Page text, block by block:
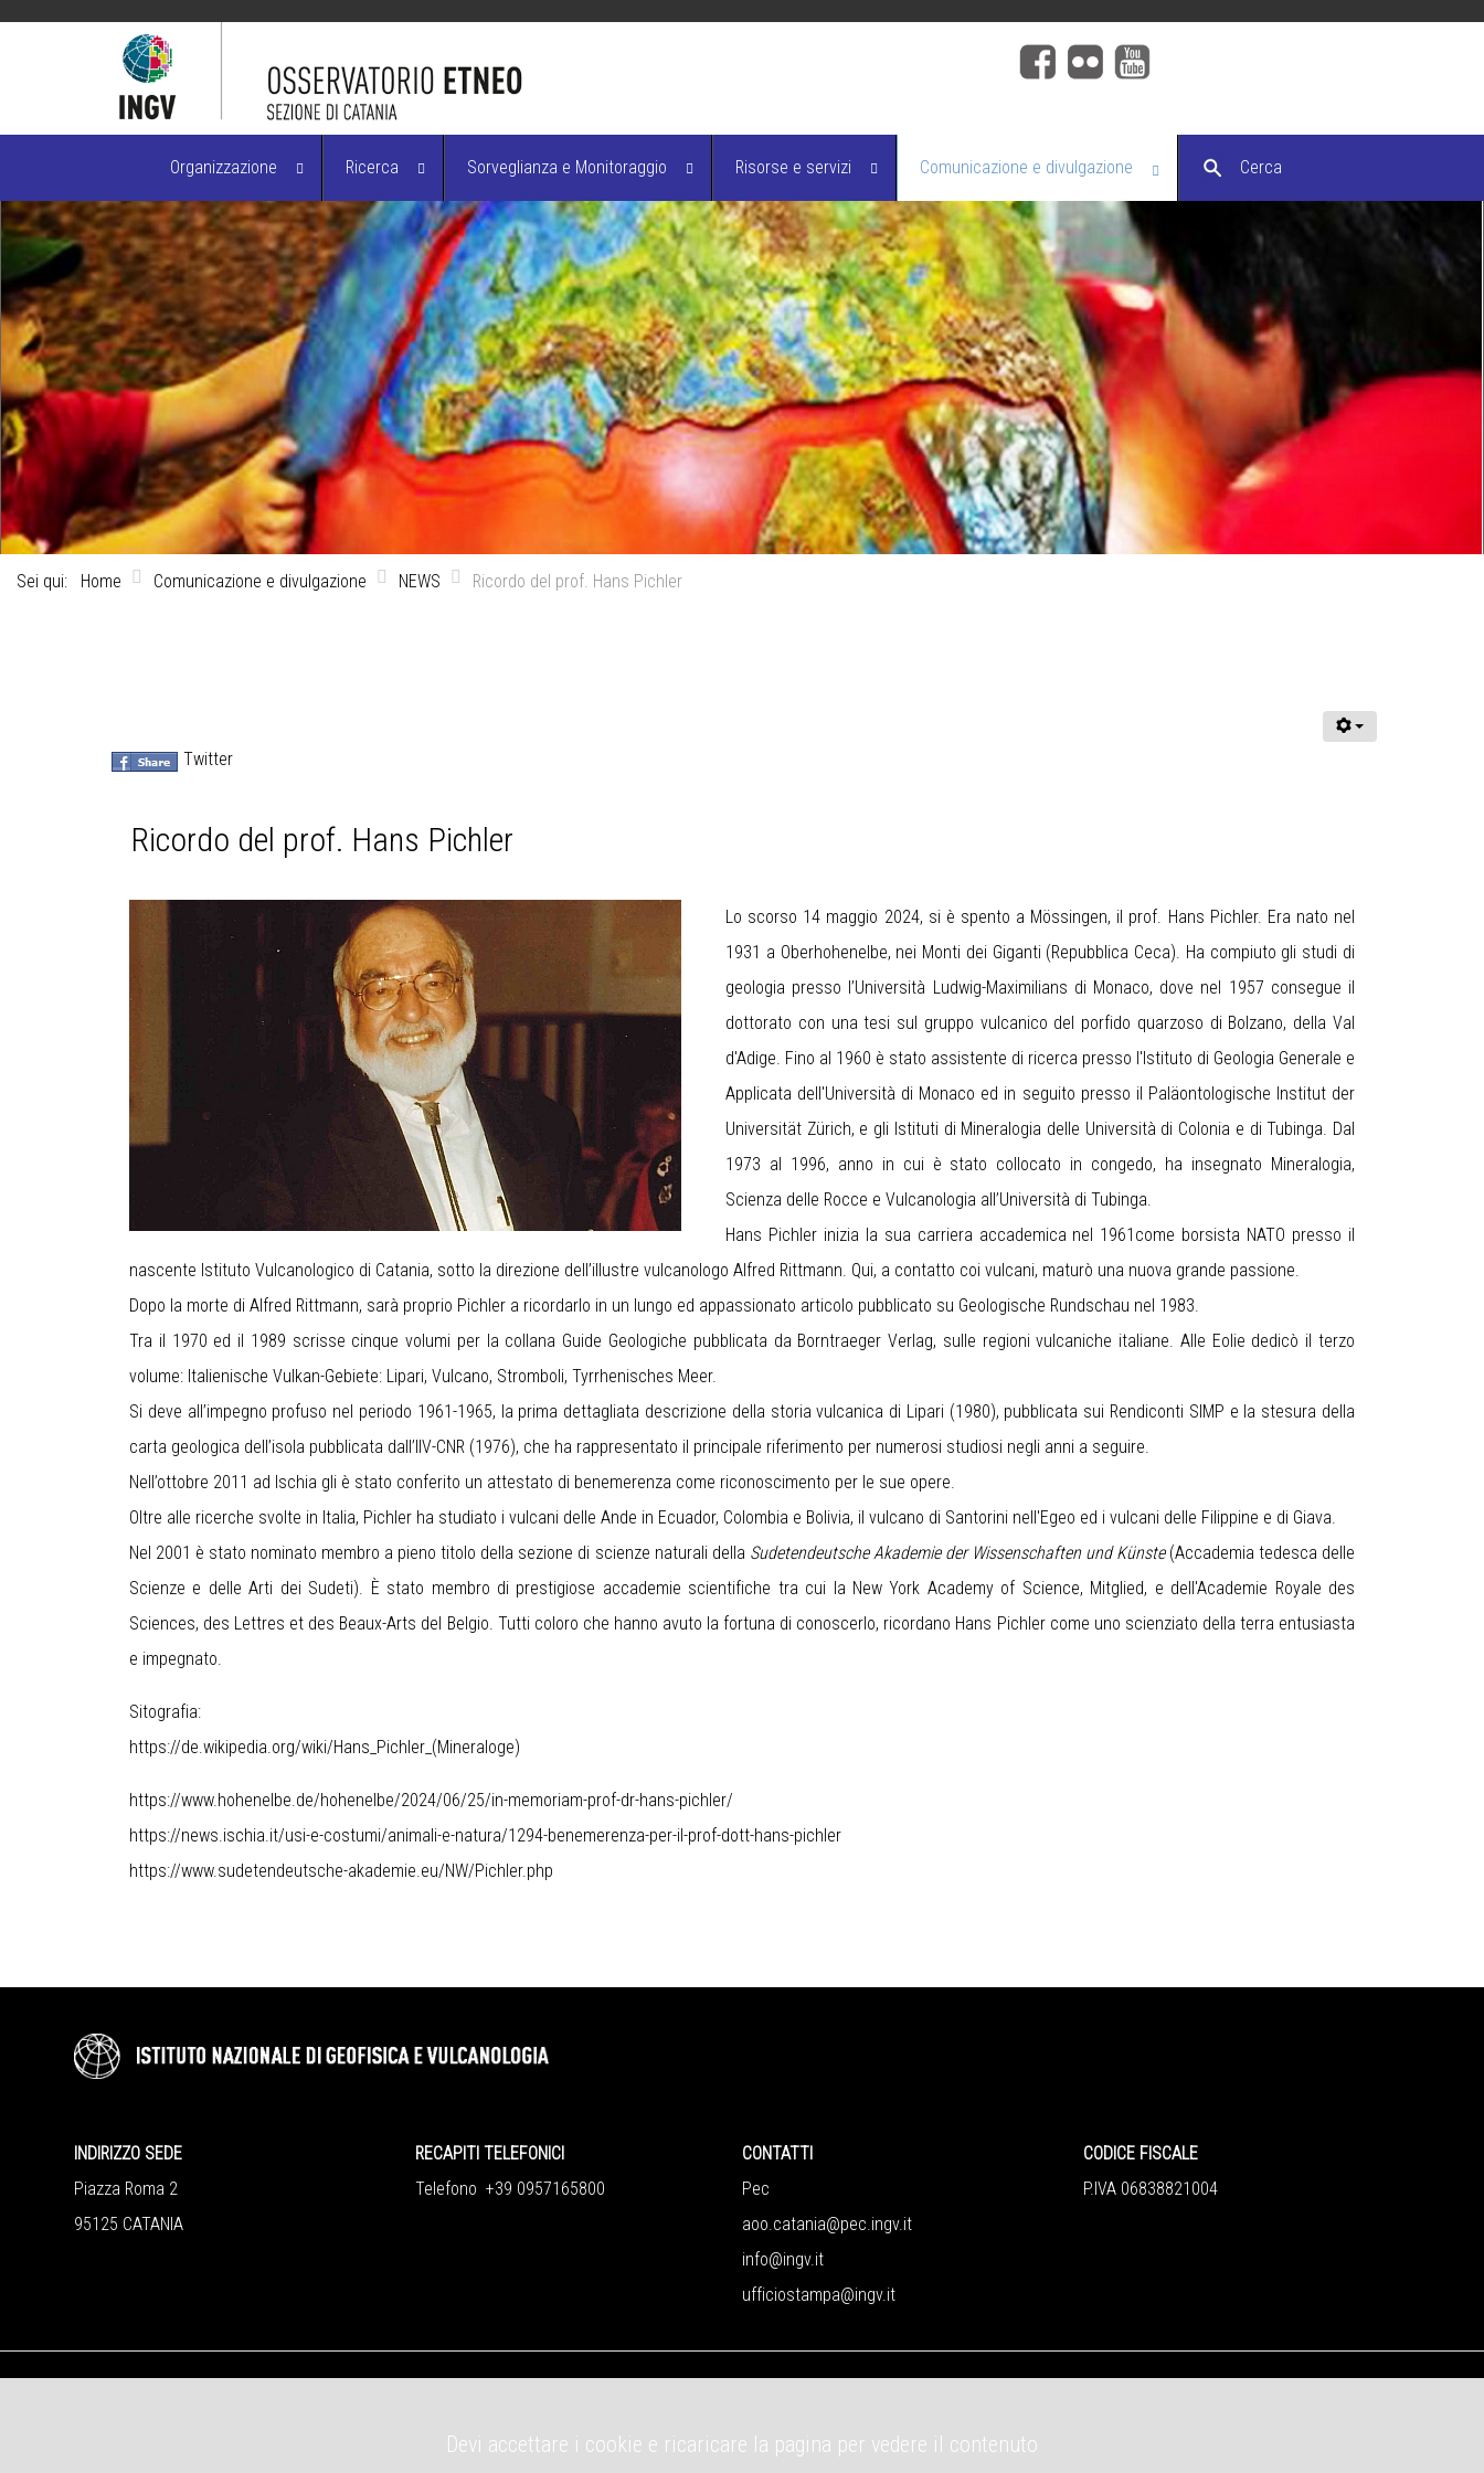
Organizzazione Ricerca Sorveglianza e Monitoraggio Risorse e servizi Comunicazione e divulgazione Cerca
Sei qui: Home Comunicazione e divulgazione NEWS Ricordo del prof. Hans Pichler
Twitter
Ricordo del prof. Hans Pichler
Lo scorso 14 maggio 2024, si è spento a Mössingen, il prof. Hans Pichler. Era nato nel
1931 a Oberhohenelbe, nei Monti dei Giganti (Repubblica Ceca). Ha compiuto gli studi di
geologia presso l’Università Ludwig-Maximilians di Monaco, dove nel 1957 consegue il
dottorato con una tesi sul gruppo vulcanico del porfido quarzoso di Bolzano, della Val
d'Adige. Fino al 1960 è stato assistente di ricerca presso l'Istituto di Geologia Generale e
Applicata dell'Università di Monaco ed in seguito presso il Paläontologische Institut der
Universität Zürich, e gli Istituti di Mineralogia delle Università di Colonia e di Tubinga. Dal
1973 al 1996, anno in cui è stato collocato in congedo, ha insegnato Mineralogia,
Scienza delle Rocce e Vulcanologia all’Università di Tubinga.
Hans Pichler inizia la sua carriera accademica nel 1961come borsista NATO presso il
nascente Istituto Vulcanologico di Catania, sotto la direzione dell’illustre vulcanologo Alfred Rittmann. Qui, a contatto coi vulcani, maturò una nuova grande passione.
Dopo la morte di Alfred Rittmann, sarà proprio Pichler a ricordarlo in un lungo ed appassionato articolo pubblicato su Geologische Rundschau nel 1983.
Tra il 1970 ed il 1989 scrisse cinque volumi per la collana Guide Geologiche pubblicata da Borntraeger Verlag, sulle regioni vulcaniche italiane. Alle Eolie dedicò il terzo
volume: Italienische Vulkan-Gebiete: Lipari, Vulcano, Stromboli, Tyrrhenisches Meer.
Si deve all’impegno profuso nel periodo 1961-1965, la prima dettagliata descrizione della storia vulcanica di Lipari (1980), pubblicata sui Rendiconti SIMP e la stesura della
carta geologica dell’isola pubblicata dall’IIV-CNR (1976), che ha rappresentato il principale riferimento per numerosi studiosi negli anni a seguire.
Nell’ottobre 2011 ad Ischia gli è stato conferito un attestato di benemerenza come riconoscimento per le sue opere.
Oltre alle ricerche svolte in Italia, Pichler ha studiato i vulcani delle Ande in Ecuador, Colombia e Bolivia, il vulcano di Santorini nell'Egeo ed i vulcani delle Filippine e di Giava.
Nel 2001 è stato nominato membro a pieno titolo della sezione di scienze naturali della Sudetendeutsche Akademie der Wissenschaften und Künste(Accademia tedesca delle
Scienze e delle Arti dei Sudeti). È stato membro di prestigiose accademie scientifiche tra cui la New York Academy of Science, Mitglied, e dell'Academie Royale des
Sciences, des Lettres et des Beaux-Arts del Belgio. Tutti coloro che hanno avuto la fortuna di conoscerlo, ricordano Hans Pichler come uno scienziato della terra entusiasta
e impegnato.
Sitografia:
https://de.wikipedia.org/wiki/Hans_Pichler_ (Mineraloge)
https://www.hohenelbe.de/hohenelbe/2024/06/25/in-memoriam-prof-dr-hans-pichler/
https://news.ischia.it/usi-e-costumi/animali-e-natura/1294-benemerenza-per-il-prof-dott-hans-pichler
https://www.sudetendeutsche-akademie.eu/NW/Pichler.php
INDIRIZZO SEDE
Piazza Roma 2
95125 CATANIA
RECAPITI TELEFONICI
Telefono +39 0957165800
CONTATTI
Pec
aoo.catania@pec.ingv.it
info@ingv.it
ufficiostampa@ingv.it
CODICE FISCALE
P.IVA 06838821004
Devi accettare i cookie e ricaricare la pagina per vedere il contenuto